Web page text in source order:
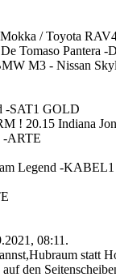
/ Toyota
Tomaso Pantera
M3 - Nissan
-SAT1 GOLD
20.15 Indiana
-ARTE
Legend -KABEL1
08:11 .
statt
den